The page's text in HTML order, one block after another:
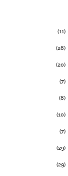
(11)
(28)
(20)
(7)
(8)
(10)
(7)
(29)
(29)